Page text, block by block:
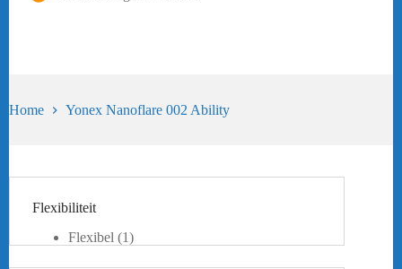
Home Yonex Nanoflare 002 Ability
Flexibiliteit
Flexibel (1)